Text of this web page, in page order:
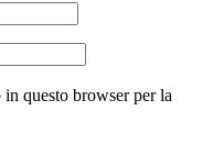
questo browser per la